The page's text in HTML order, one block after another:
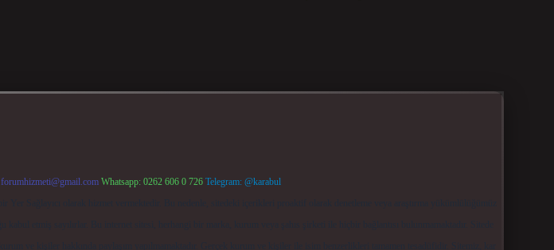
forumhizmeti@gmail.com Whatsapp: 0262 606 0 726 Telegram: @karabul